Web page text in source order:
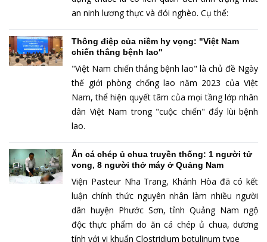
an ninh lương thực và đói nghèo. Cụ thể:
Thông điệp của niềm hy vọng: "Việt Nam
chiến thắng bệnh lao"
"Việt Nam chiến thắng bệnh lao" là chủ đề Ngày
thế giới phòng chống lao năm 2023 của Việt
Nam, thể hiện quyết tâm của mọi tầng lớp nhân
dân Việt Nam trong "cuộc chiến" đẩy lùi bệnh
lao.
Ăn cá chép ủ chua truyền thống: 1 người tử
vong, 8 người thở máy ở Quảng Nam
Viện Pasteur Nha Trang, Khánh Hòa đã có kết
luận chính thức nguyên nhân làm nhiều người
dân huyện Phước Sơn, tỉnh Quảng Nam ngộ
độc thực phẩm do ăn cá chép ủ chua, dương
tính với vi khuẩn Clostridium botulinum type